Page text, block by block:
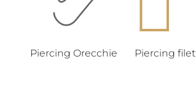
Piercing Orecchie Piercing